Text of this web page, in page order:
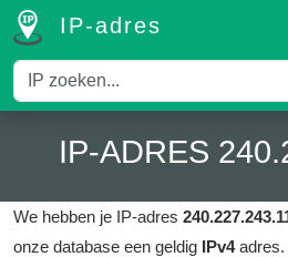
IP-adres
IP-ADRES
We hebben je IP-adres
onze database een geldig IPv4adres.